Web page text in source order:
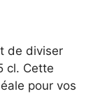
de diviser
cl. Cette
pour vos